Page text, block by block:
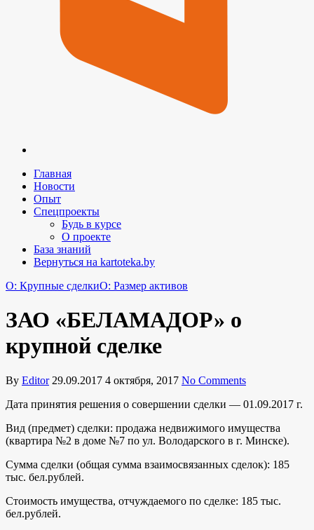
Главная
Новости
Опыт
Спецпроекты
Будь в курсе
О проекте
База знаний
Вернуться на kartoteka.by
O: Крупные сделкиO: Размер активов
ЗАО «БЕЛАМАДОР» о
крупной сделке
By Editor 29.09.2017 4 октября, 2017 No Comments
Дата принятия решения о совершении сделки — 01.09.2017 г.
Вид (предмет) сделки: продажа недвижимого имущества
(квартира №2 в доме №7 по ул. Володарского в г. Минске).
Сумма сделки (общая сумма взаимосвязанных сделок): 185
тыс. бел.рублей.
Стоимость имущества, отчуждаемого по сделке: 185 тыс.
бел.рублей.